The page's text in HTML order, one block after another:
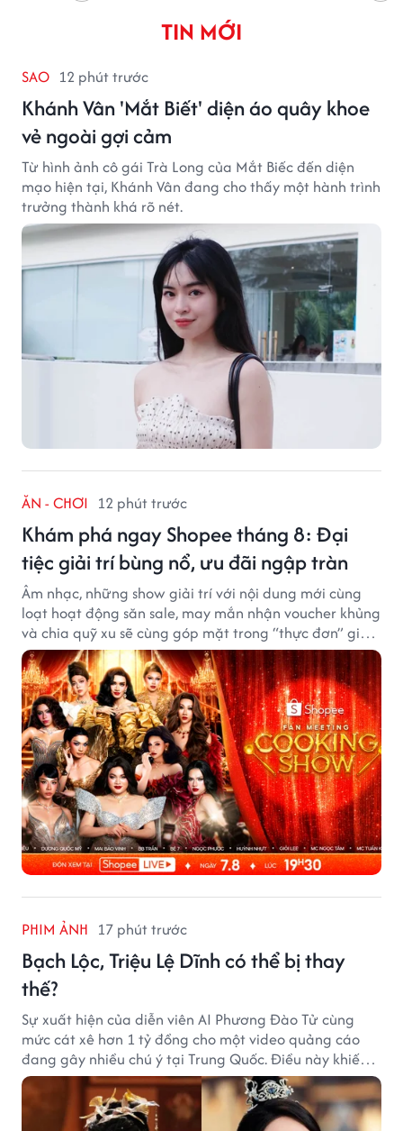
TIN MỚI
SAO 12 phút trước
Khánh Vân 'Mắt Biết' diện áo quây khoe
vẻ ngoài gợi cảm
Từ hình ảnh cô gái Trà Long của Mắt Biếc đến diện
mạo hiện tại, Khánh Vân đang cho thấy một hành trình
trưởng thành khá rõ nét.
ĂN - CHƠI 12 phút trước
Khám phá ngay Shopee tháng 8: Đại
tiệc giải trí bùng nổ, ưu đãi ngập tràn
Âm nhạc, những show giải trí với nội dung mới cùng
loạt hoạt động săn sale, may mắn nhận voucher khủng
và chia quỹ xu sẽ cùng góp mặt trong “thực đơn” giải
trí cuối tuần trên Shopee, diễn ra liên tiếp vào ngày
7/8 và 8/8.
PHIM ẢNH 17 phút trước
Bạch Lộc, Triệu Lệ Dĩnh có thể bị thay
thế?
Sự xuất hiện của diễn viên AI Phương Đào Tử cùng
mức cát xê hơn 1 tỷ đồng cho một video quảng cáo
đang gây nhiều chú ý tại Trung Quốc. Điều này khiến
không ít người đặt câu hỏi liệu những ngôi sao hàng
đầu như Bạch Lộc, Triệu Lệ Dĩnh có thể bị thay thế
trong tương lai.